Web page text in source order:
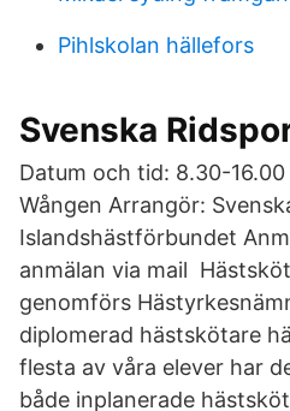
Pihlskolan hällefors
Svenska
Datum och tid: 8.30-
Wången Arrangör:
Islandshästförbundet
anmälan via mail
genomförs
diplomerad hästskötare
flesta av våra elever har
både inplanerade